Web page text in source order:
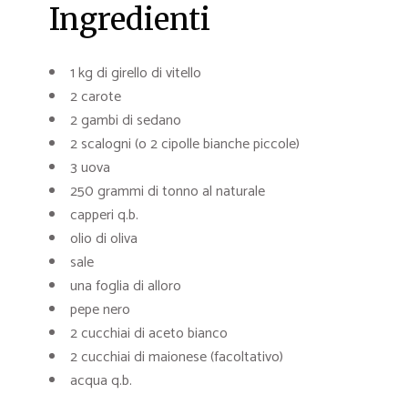
Ingredienti
1 kg di girello di vitello
2 carote
2 gambi di sedano
2 scalogni (o 2 cipolle bianche piccole)
3 uova
250 grammi di tonno al naturale
capperi q.b.
olio di oliva
sale
una foglia di alloro
pepe nero
2 cucchiai di aceto bianco
2 cucchiai di maionese (facoltativo)
acqua q.b.